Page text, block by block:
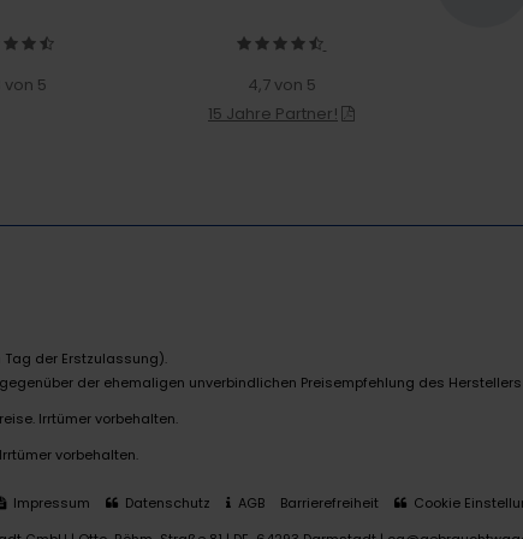
von 5
4,7 von 5
15 Jahre Partner!
der Erstzulassung).
der ehemaligen unverbindlichen Preisempfehlung des
Irrtümer vorbehalten.
vorbehalten.
Impressum Datenschutz AGB Barrierefreiheit
Cookie